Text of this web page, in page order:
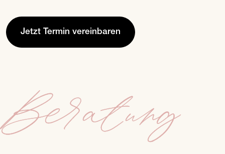
Jetzt Termin vereinbaren
Beratung